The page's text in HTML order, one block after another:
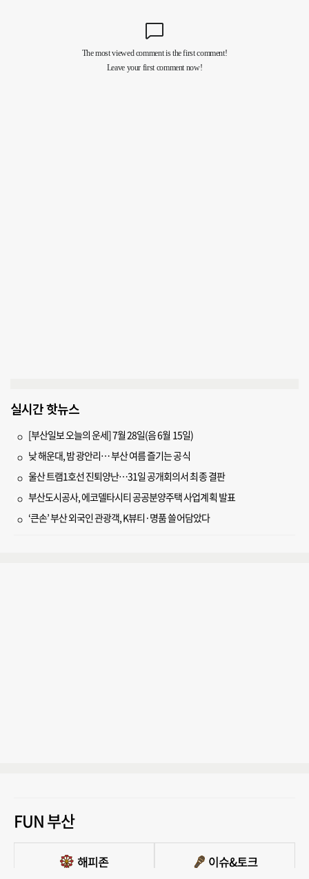
실시간 핫뉴스
[부산일보 오늘의 운세] 7월 28일(음 6월 15일)
낮 해운대, 밤 광안리… 부산 여름 즐기는 공식
울산 트램1호선 진퇴양난…31일 공개회의서 최종 결판
부산도시공사, 에코델타시티 공공분양주택 사업계획 발표
‘큰손’ 부산 외국인 관광객, K뷰티·명품 쓸어담았다
FUN 부산